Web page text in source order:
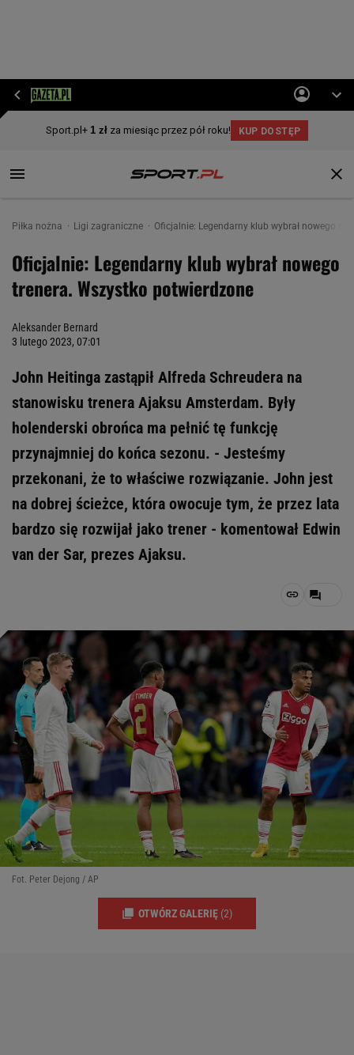
Piłka nożna Ligi zagraniczne Oficjalnie: Legendarny klub wybrał nowego
Oficjalnie: Legendarny klub wybrał nowego
trenera. Wszystko potwierdzone
Aleksander Bernard
3 lutego 2023, 07:01
John Heitinga zastąpił Alfreda Schreudera na
stanowisku trenera Ajaksu Amsterdam. Były
holenderski obrońca ma pełnić tę funkcję
przynajmniej do końca sezonu. - Jesteśmy
przekonani, że to właściwe rozwiązanie. John jest
na dobrej ścieżce, która owocuje tym, że przez lata
bardzo się rozwijał jako trener - komentował Edwin
van der Sar, prezes Ajaksu.
Fot. Peter Dejong / AP
OTWÓRZ GALERIĘ (2)